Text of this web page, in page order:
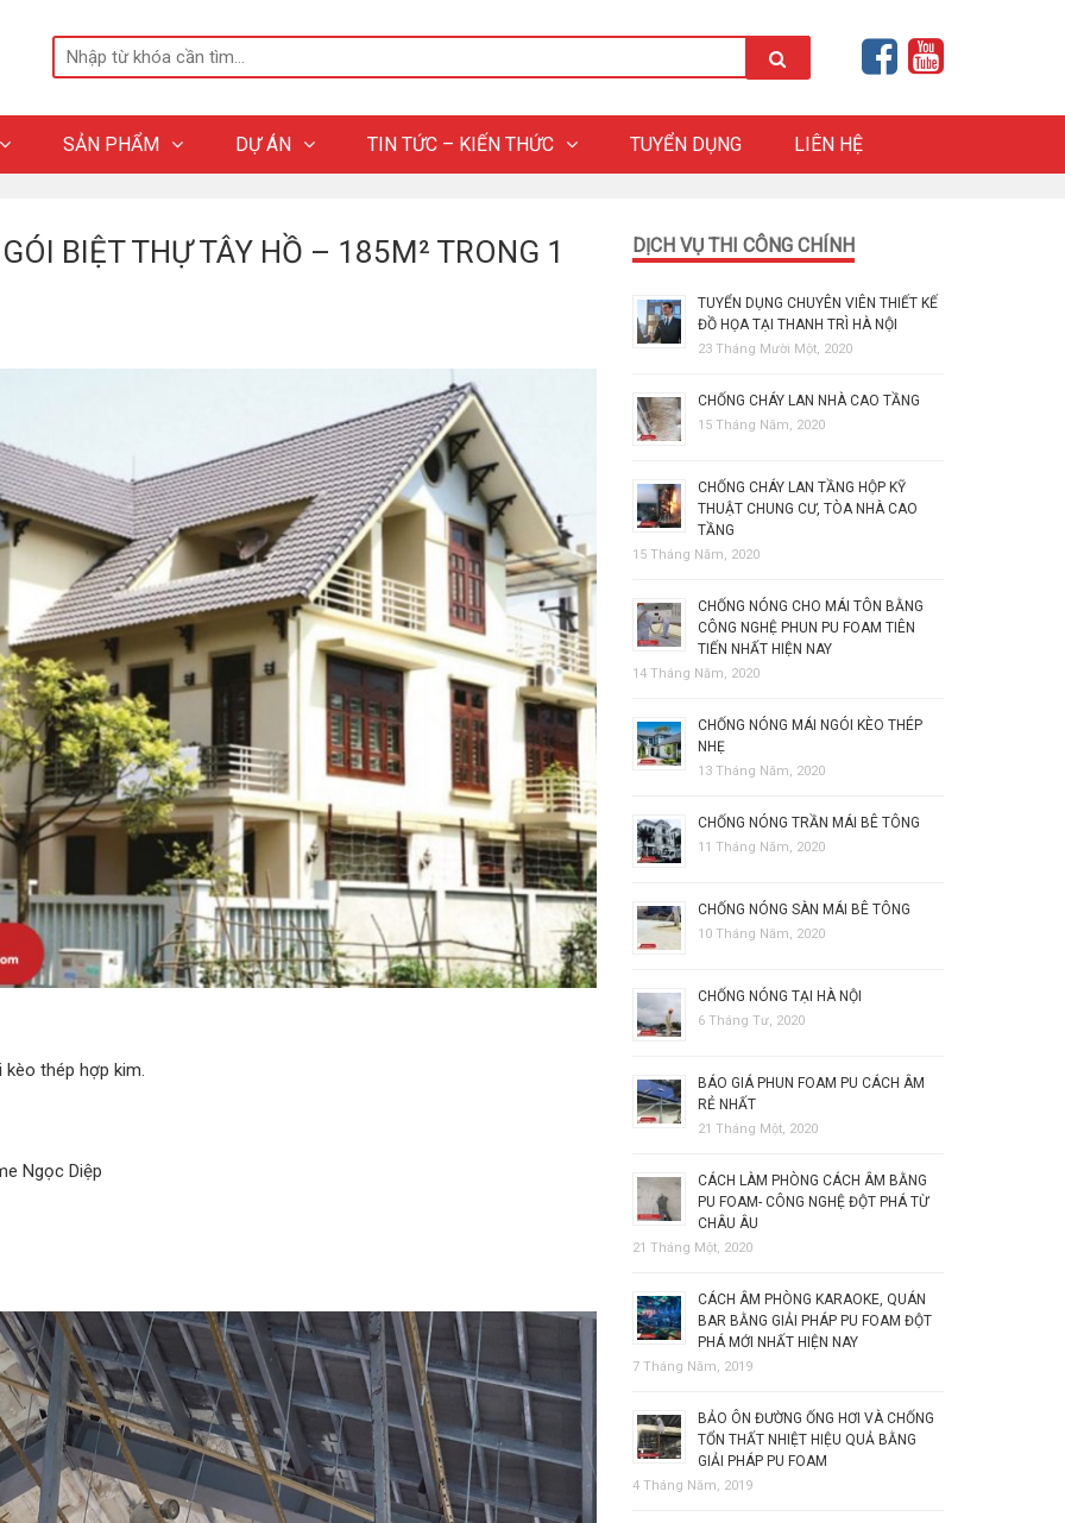
SẢN PHẨM DỰ ÁN TIN TỨC – KIẾN THỨC TUYỂN DỤNG LIÊN HỆ
BIỆT THỰ TÂY HỒ – 185M² TRONG 1
thép hợp kim.
Ngọc Diệp
DỊCH VỤ THI CÔNG CHÍNH
TUYỂN DỤNG CHUYÊN VIÊN THIẾT KẾ
ĐỒ HỌA TẠI THANH TRÌ HÀ NỘI
23 Tháng Mười Một, 2020
CHỐNG CHÁY LAN NHÀ CAO TẦNG
15 Tháng Năm, 2020
CHỐNG CHÁY LAN TẦNG HỘP KỸ
THUẬT CHUNG CƯ, TÒA NHÀ CAO
TẦNG
15 Tháng Năm, 2020
CHỐNG NÓNG CHO MÁI TÔN BẰNG
CÔNG NGHỆ PHUN PU FOAM TIÊN
TIẾN NHẤT HIỆN NAY
14 Tháng Năm, 2020
CHỐNG NÓNG MÁI NGÓI KÈO THÉP
NHẸ
13 Tháng Năm, 2020
CHỐNG NÓNG TRẦN MÁI BÊ TÔNG
11 Tháng Năm, 2020
CHỐNG NÓNG SÀN MÁI BÊ TÔNG
10 Tháng Năm, 2020
CHỐNG NÓNG TẠI HÀ NỘI
6 Tháng Tư, 2020
BÁO GIÁ PHUN FOAM PU CÁCH ÂM
RẺ NHẤT
21 Tháng Một, 2020
CÁCH LÀM PHÒNG CÁCH ÂM BẰNG
PU FOAM- CÔNG NGHỆ ĐỘT PHÁ TỪ
CHÂU ÂU
21 Tháng Một, 2020
CÁCH ÂM PHÒNG KARAOKE, QUÁN
BAR BẰNG GIẢI PHÁP PU FOAM ĐỘT
PHÁ MỚI NHẤT HIỆN NAY
7 Tháng Năm, 2019
BẢO ÔN ĐƯỜNG ỐNG HƠI VÀ CHỐNG
TỔN THẤT NHIỆT HIỆU QUẢ BẰNG
GIẢI PHÁP PU FOAM
4 Tháng Năm, 2019